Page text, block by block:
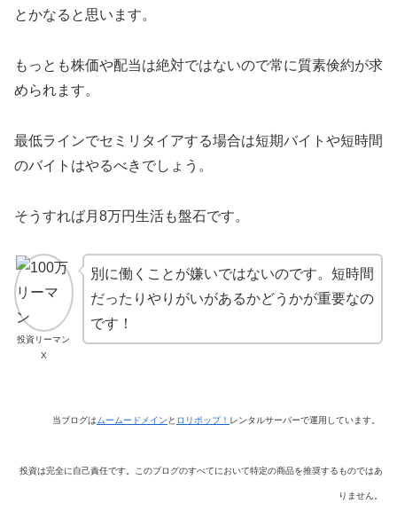
とかなると思います。
もっとも株価や配当は絶対ではないので常に質素倹約が求
められます。
最低ラインでセミリタイアする場合は短期バイトや短時間
のバイトはやるべきでしょう。
そうすれば月8万円生活も盤石です。
投資リーマン
X
別に働くことが嫌いではないのです。短時間
だったりやりがいがあるかどうかが重要なの
です！
当ブログはムームードメインと ロリポップ！ レンタルサーバーで運用しています。
投資は完全に自己責任です。このブログのすべてにおいて特定の商品を推奨するものではあ
りません。